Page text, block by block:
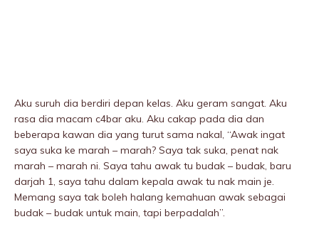
Aku suruh dia berdiri depan kelas. Aku geram sangat. Aku
rasa dia macam c4bar aku. Aku cakap pada dia dan
beberapa kawan dia yang turut sama nakal, “Awak ingat
saya suka ke marah – marah? Saya tak suka, penat nak
marah – marah ni. Saya tahu awak tu budak – budak, baru
darjah 1, saya tahu dalam kepala awak tu nak main je.
Memang saya tak boleh halang kemahuan awak sebagai
budak – budak untuk main, tapi berpadalah”.